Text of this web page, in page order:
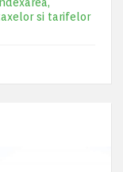
si tarifelor